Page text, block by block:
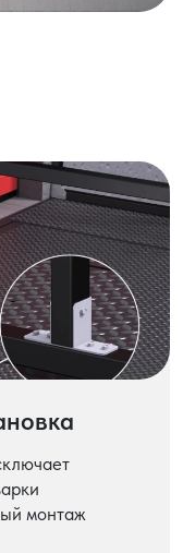
монтаж